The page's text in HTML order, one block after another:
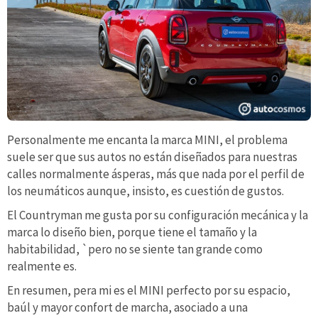
Personalmente me encanta la marca MINI, el problema
suele ser que sus autos no están diseñados para nuestras
calles normalmente ásperas, más que nada por el perfil de
los neumáticos aunque, insisto, es cuestión de gustos.
El Countryman me gusta por su configuración mecánica y la
marca lo diseño bien, porque tiene el tamaño y la
habitabilidad, `pero no se siente tan grande como
realmente es.
En resumen, pera mi es el MINI perfecto por su espacio,
baúl y mayor confort de marcha, asociado a una